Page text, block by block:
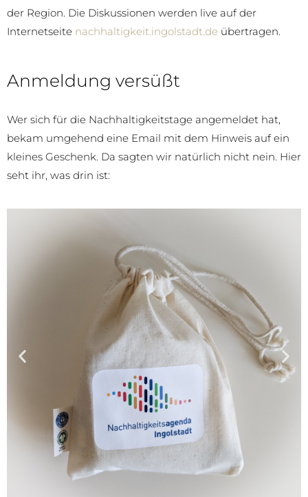
der Region. Die Diskussionen werden live auf der
Internetseite nachhaltigkeit.ingolstadt.de übertragen.
Anmeldung versüßt
Wer sich für die Nachhaltigkeitstage angemeldet hat,
bekam umgehend eine Email mit dem Hinweis auf ein
kleines Geschenk. Da sagten wir natürlich nicht nein. Hier
seht ihr, was drin ist: